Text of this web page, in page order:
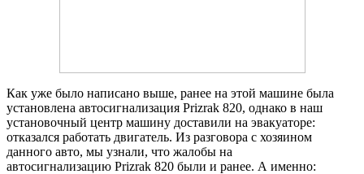
Как уже было написано выше, ранее на этой машине была
установлена автосигнализация Prizrak 820, однако в наш
установочный центр машину доставили на эвакуаторе:
отказался работать двигатель. Из разговора с хозяином
данного авто, мы узнали, что жалобы на
автосигнализацию Prizrak 820 были и ранее. А именно: